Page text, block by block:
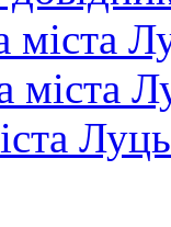
міста
міста